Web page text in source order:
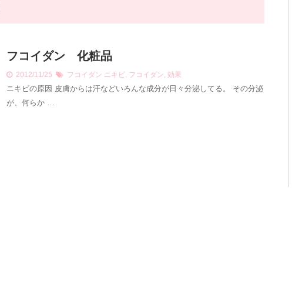
フコイダン 化粧品
2012/11/25 フコイダン ニキビ, フコイダン, 効果
ニキビの原因 皮膚からは汗などいろんな成分が日々分泌してる。 その分泌
が、何らか …